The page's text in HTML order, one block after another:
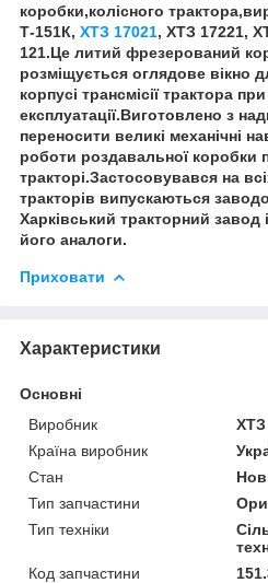
коробки,колісного
Т-151К, ХТЗ 17021, ХТЗ 17221,
121.Це литий фрезерований
розміщується оглядове вікно
корпусі трансмісії трактора
експлуатації.Виготовлено з
переносити великі механічні
роботи роздавальної коробки
тракторі.Застосовувався на
тракторів випускаються
Харківський тракторний завод
його аналоги.
Приховати
Характеристики
Основні
Виробник
ХТЗ
Країна виробник
Стан
Тип запчастини
Тип техніки
Код запчастини